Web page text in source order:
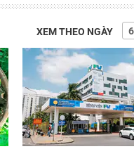
XEM THEO NGÀY